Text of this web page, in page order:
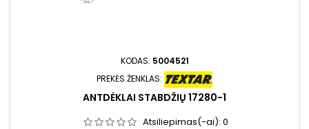
KODAS: 5004521
PREKĖS ŽENKLAS:
ANTDĖKLAI STABDŽIŲ 17280-1
Atsiliepimas(-ai): 0